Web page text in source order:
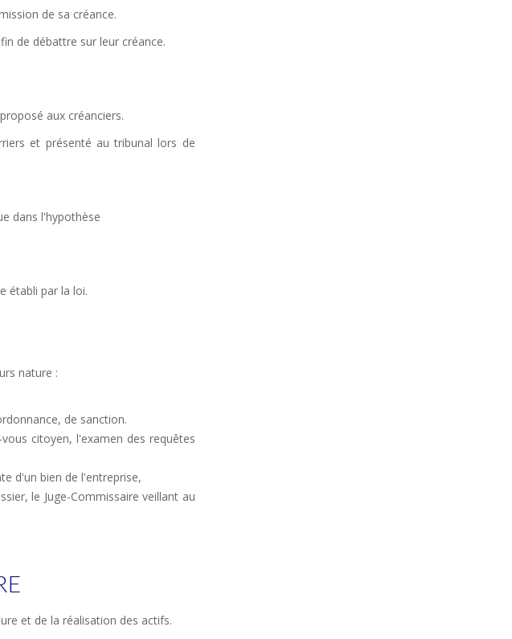
de sa créance.
de débattre sur leur créance.
aux créanciers.
et présenté au tribunal lors de
dans l'hypothèse
établi par la loi.
nature :
de sanction.
citoyen, l'examen des requêtes
d'un bien de l'entreprise,
le Juge-Commissaire veillant au
et de la réalisation des actifs.